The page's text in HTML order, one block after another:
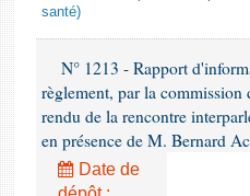
santé)
N° 1213 - Rapport
règlement, par la
rendu de la rencontre
en présence de M. Bernard
Date de